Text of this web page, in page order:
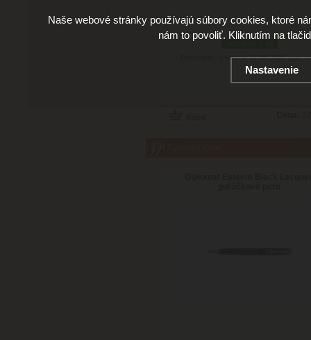
Doručenie: v utorok 11.08.2026(viac
Naše webové stránky používajú súbory cookies, ktoré
nám to povoliť. Kliknutím na
Nastavenie